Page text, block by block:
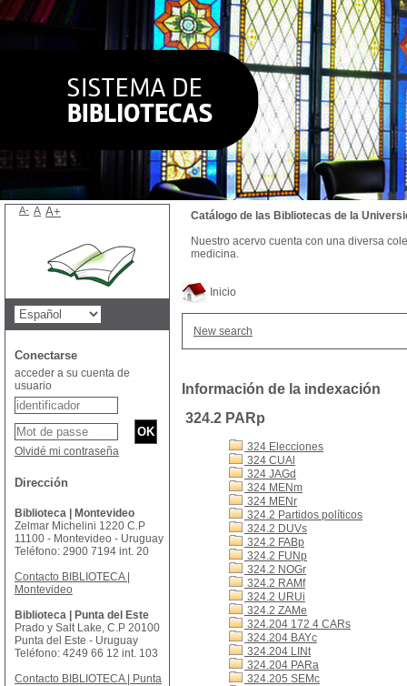
Inicio
New search
Información de la indexación
324.2 PARp
324 Elecciones
324 CUAl
324 JAGd
324 MENm
324 MENr
324.2 Partidos políticos
324.2 DUVs
324.2 FABp
324.2 FUNp
324.2 NOGr
324.2 RAMf
324.2 URUi
324.2 ZAMe
324.204 172 4 CARs
324.204 BAYc
324.204 LINt
324.204 PARa
324.205 SEMc
Catálogo de las Bibliotecas de la
Nuestro acervo cuenta con una diversa
medicina.
A- A A+
Conectarse
acceder a su cuenta de
usuario
Olvidé mi contraseña
Dirección
Biblioteca | Montevideo
Zelmar Michelini 1220 C.P
11100 - Montevideo - Uruguay
Teléfono: 2900 7194 int. 20
Contacto BIBLIOTECA |
Montevideo
Biblioteca | Punta del Este
Prado y Salt Lake, C.P 20100
Punta del Este - Uruguay
Teléfono: 4249 66 12 int. 103
Contacto BIBLIOTECA | Punta